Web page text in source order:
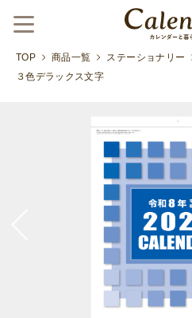
TOP 商品一覧 ステーショナリー
３色デラックス文字